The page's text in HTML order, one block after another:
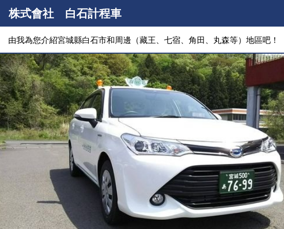
株式會社 白石計程車
由我為您介紹宮城縣白石市和周邊（藏王、七宿、角田、丸森等）地區吧！